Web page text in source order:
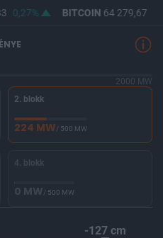
0,27% BITCOIN64 279,67
2000 MW
2. blokk
224 MW/ 500 MW
4. blokk
0 MW/ 500 MW
-127 cm